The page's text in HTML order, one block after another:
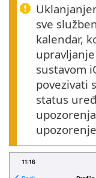
sve
kalendar,
sustavom
povezivati
status
upozorenja
upozorenje